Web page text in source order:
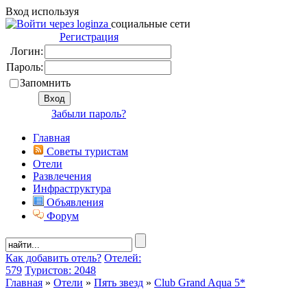
Вход используя
социальные сети
Регистрация
Логин:
Пароль:
Запомнить
Забыли пароль?
Главная
Советы туристам
Отели
Развлечения
Инфраструктура
Объявления
Форум
Как добавить отель? Отелей:
579 Туристов: 2048
Главная » Отели » Пять звезд » Club Grand Aqua 5*